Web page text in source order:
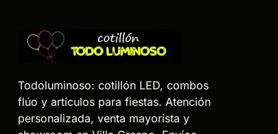
Todoluminoso: cotillón LED, combos
flúo y artículos para fiestas. Atención
personalizada, venta mayorista y